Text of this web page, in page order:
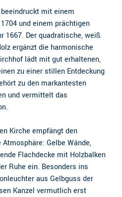
mit einem
und einem prächtigen
1667. Der quadratische, weiß
ergänzt die harmonische
lädt mit gut erhaltenen,
zu einer stillen Entdeckung
zu den markantesten
und vermittelt das
Kirche empfängt den
Gelbe Wände,
Flachdecke mit Holzbalken
Ruhe ein. Besonders ins
aus Gelbguss der
Kanzel vermutlich erst